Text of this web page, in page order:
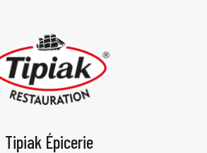
Tipiak Épicerie